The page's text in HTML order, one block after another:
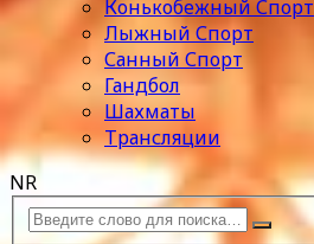
Конькобежный Спорт
Лыжный Спорт
Санный Спорт
Гандбол
Шахматы
Трансляции
NR